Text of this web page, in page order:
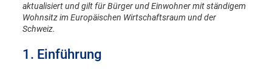
aktualisiert und gilt für Bürger und Einwohner mit ständigem
Wohnsitz im Europäischen Wirtschaftsraum und der
Schweiz.
1. Einführung